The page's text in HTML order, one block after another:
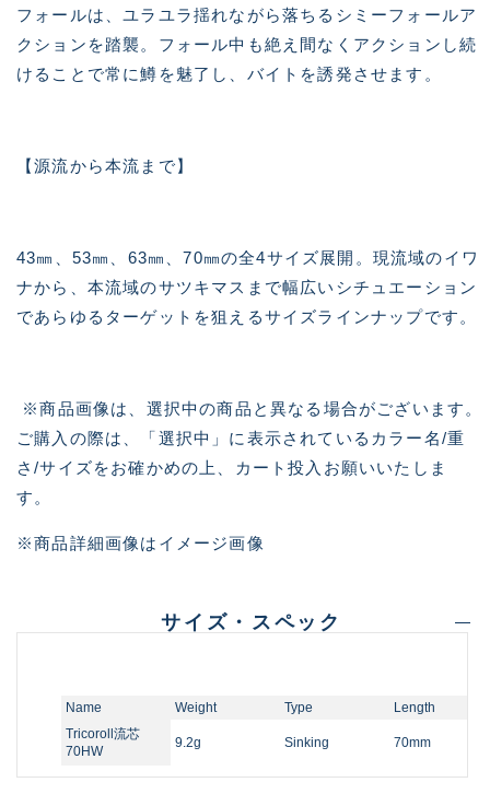
フォールは、ユラユラ揺れながら落ちるシミーフォールア
クションを踏襲。フォール中も絶え間なくアクションし続
けることで常に鱒を魅了し、バイトを誘発させます。
【源流から本流まで】
43㎜、53㎜、63㎜、70㎜の全4サイズ展開。現流域のイワ
ナから、本流域のサツキマスまで幅広いシチュエーション
であらゆるターゲットを狙えるサイズラインナップです。
※商品画像は、選択中の商品と異なる場合がございます。
ご購入の際は、「選択中」に表示されているカラー名/重
さ/サイズをお確かめの上、カート投入お願いいたしま
す。
※商品詳細画像はイメージ画像
サイズ・スペック
Name Weight Type
Length
Tricoroll流芯
70HW
9.2g Sinking 70mm